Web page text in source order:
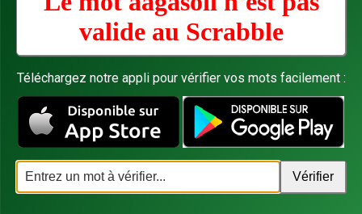
valide au Scrabble
Téléchargez notre appli pour vérifier vos mots facilement :